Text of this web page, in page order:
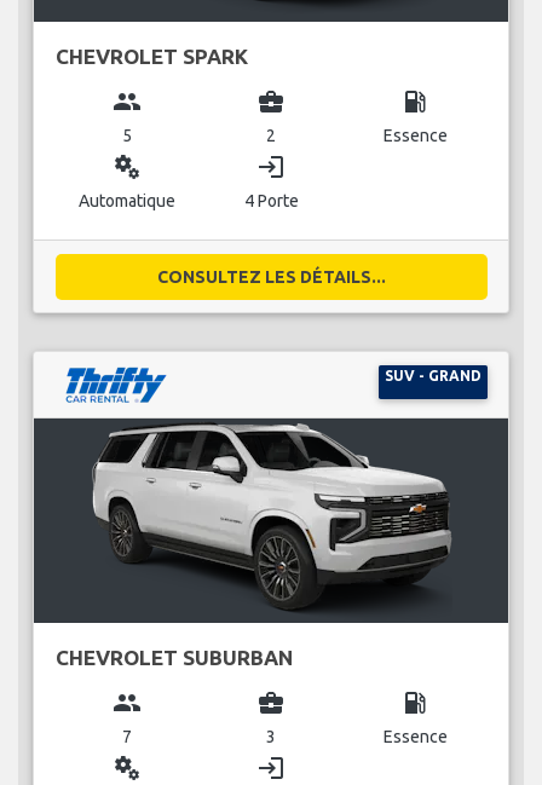
CHEVROLET SPARK
group
5
business_center
2
local_gas_station
Essence
miscellaneous_services
Automatique
login
4 Porte
CONSULTEZ LES DÉTAILS...
SUV - GRAND
CHEVROLET SUBURBAN
group
7
business_center
3
local_gas_station
Essence
miscellaneous_services login